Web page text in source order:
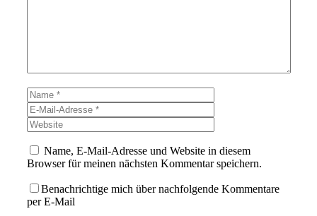
Name
Mail-
Adresse
Name, E-Mail-Adresse und Website in diesem
Browser für meinen nächsten Kommentar speichern.
Benachrichtige mich über nachfolgende Kommentare
per E-Mail